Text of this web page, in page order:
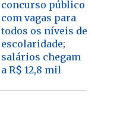
concurso público
com vagas para
todos os níveis de
escolaridade;
salários chegam
a R$ 12,8 mil